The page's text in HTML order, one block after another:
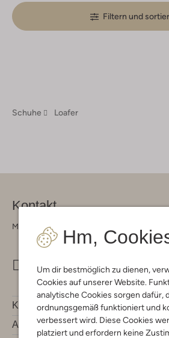
Hm,
Um dir bestmöglich zu dienen,
Cookies auf unserer Website.
analytische Cookies sorgen dafür,
ordnungsgemäß funktioniert und
verbessert wird. Diese Cookies
platziert und erfordern keine
Filtern und
Schuhe Loafer
Kontakt
Montag - Freitag 09:00 - 17:00 uur
info@omoda.de
Kundenservice
Account